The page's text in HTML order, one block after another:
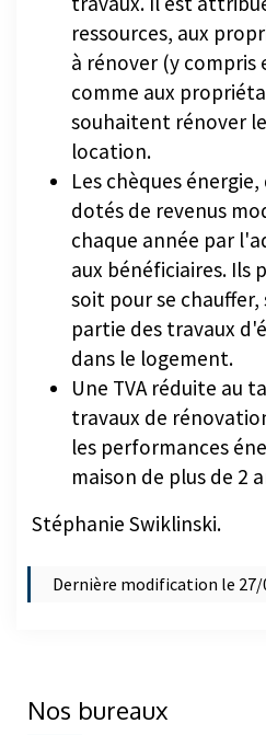
ressources, aux
à rénover (y
comme aux
souhaitent rénover
location.
Les chèques
dotés de revenus
chaque année par
aux bénéficiaires. Ils
soit pour se
partie des travaux
dans le logement.
Une TVA réduite au
travaux de
les performances
maison de plus de 2
Stéphanie Swiklinski.
Dernière modification le 27/
Nos bureaux